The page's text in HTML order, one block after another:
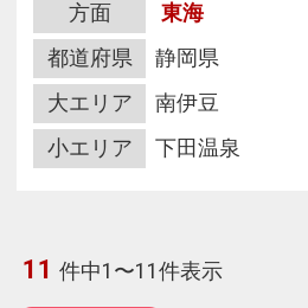
方面
東海
都道府県
静岡県
大エリア
南伊豆
小エリア
下田温泉
11 件中1〜11件表示